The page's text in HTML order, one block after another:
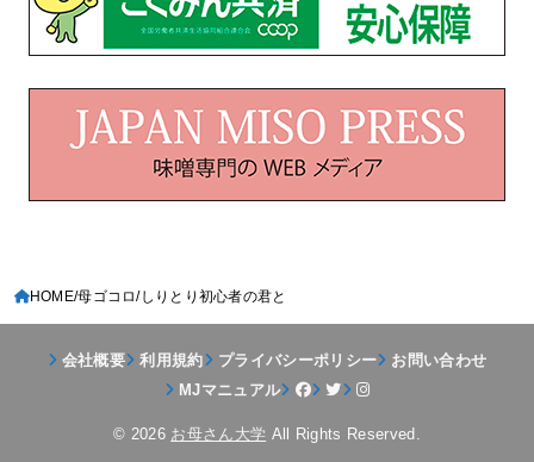
HOME 母ゴコロ しりとり初心者の君と
会社概要 利用規約 プライバシーポリシー
お問い合わせ
MJマニュアル
© 2026 お母さん大学 All Rights Reserved.